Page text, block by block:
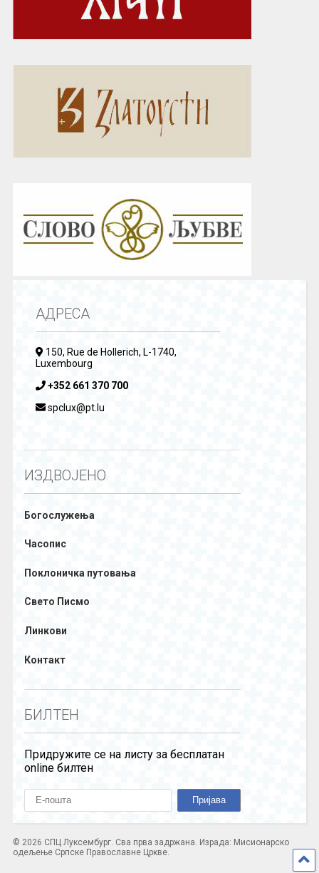
АДРЕСА
150, Rue de Hollerich, L-1740,
Luxembourg
+352 661 370 700
spclux@pt.lu
ИЗДВОЈЕНО
Богослужења
Часопис
Поклоничка путовања
Свето Писмо
Линкови
Контакт
БИЛТЕН
Придружите се на листу за бесплатан
online билтен
© 2026 СПЦ Луксембург. Сва прва задржана. Израда: Мисионарско
одељење Српске Православне Цркве.